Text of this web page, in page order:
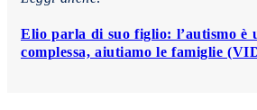
Elio parla di suo figlio: l’autismo è
complessa, aiutiamo le famiglie